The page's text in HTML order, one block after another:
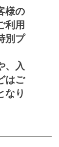
様の
利用
別プ
、入
はご
なり